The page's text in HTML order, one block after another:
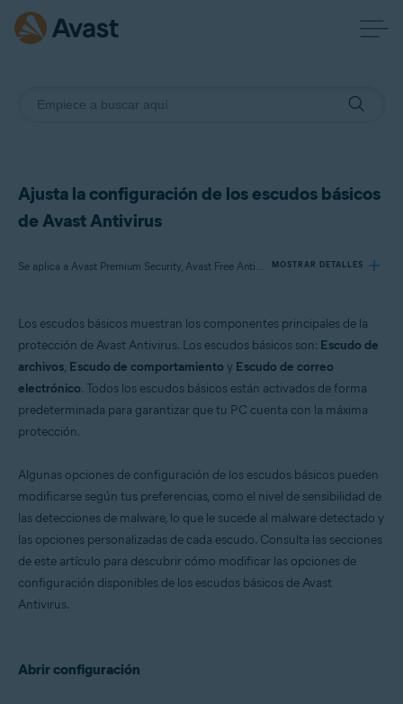
Ajusta la configuración de los escudos básicos
de Avast Antivirus
Se aplica a Avast Premium Security, Avast Free Antivirus MOSTRAR DETALLES
Avast Free Antivirus
Sistemas operativos:
Windows
Los escudos básicos muestran los componentes principales de la
protección de Avast Antivirus. Los escudos básicos son: Escudo de
archivos, Escudo de comportamiento y Escudo de correo
electrónico. Todos los escudos básicos están activados de forma
predeterminada para garantizar que tu PC cuenta con la máxima
protección.
Algunas opciones de configuración de los escudos básicos pueden
modificarse según tus preferencias, como el nivel de sensibilidad de
las detecciones de malware, lo que le sucede al malware detectado y
las opciones personalizadas de cada escudo. Consulta las secciones
de este artículo para descubrir cómo modificar las opciones de
configuración disponibles de los escudos básicos de Avast
Antivirus.
Abrir configuración